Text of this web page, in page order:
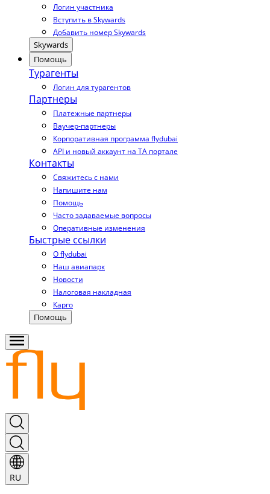
Логин участника
Вступить в Skywards
Добавить номер Skywards
Skywards
Помощь
Турагенты
Логин для турагентов
Партнеры
Платежные партнеры
Ваучер-партнеры
Корпоративная программа flydubai
API и новый аккаунт на TA портале
Контакты
Свяжитесь с нами
Напишите нам
Помощь
Часто задаваемые вопросы
Оперативные изменения
Быстрые ссылки
О flydubai
Наш авиапарк
Новости
Налоговая накладная
Карго
Помощь
RU